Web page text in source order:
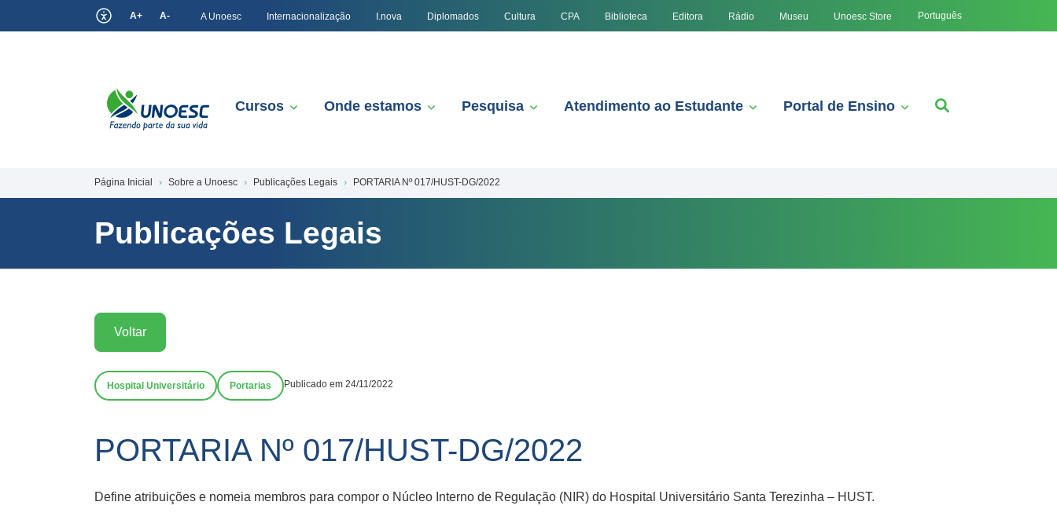
A+ A- A Unoesc Internacionalização I.nova Diplomados Cultura CPA Biblioteca Editora Rádio Museu Unoesc Store Português
Cursos Onde estamos Pesquisa Atendimento ao Estudante Portal de Ensino
Página Inicial Sobre a Unoesc Publicações Legais PORTARIA Nº 017/HUST-DG/2022
Publicações Legais
Voltar
Hospital Universitário Portarias Publicado em 24/11/2022
PORTARIA Nº 017/HUST-DG/2022
Define atribuições e nomeia membros para compor o Núcleo Interno de Regulação (NIR) do Hospital Universitário Santa Terezinha – HUST.